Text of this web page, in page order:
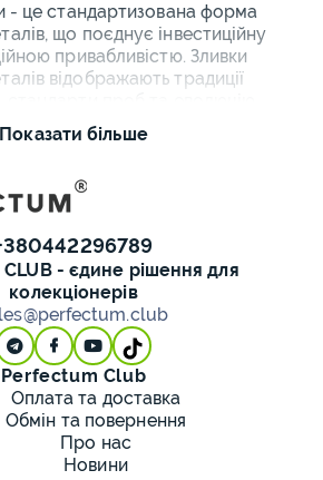
- це стандартизована форма
що поєднує інвестиційну
привабливістю. Зливки
відображають традиції
перетворюючи
у компактні та ліквідні
золота:
різні ваги та
- від мініатюрних
до класичних унцій. Банківське
монетними дворами та
заводами з
стандартів проб та
зливків:
Показати більше
- єдине рішення для
колекціонерів
Perfectum Club
Оплата та доставка
Обмін та повернення
Про нас
Новини